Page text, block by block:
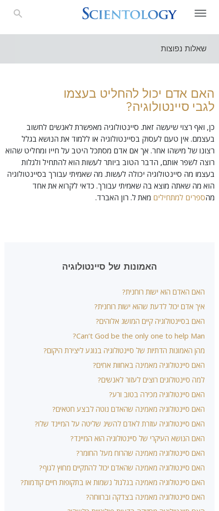
שאלות נפוצות
האם אדם יכול להחליט בעצמו
לגבי סיינטולוגיה?
כן, ואף רצוי שיעשה זאת. סיינטולוגיה מאפשרת לאנשים לחשוב
בעצמם. אין טעם לעסוק בסיינטולוגיה או ללמוד את הנושא בגלל
רצונו של מישהו אחר. אך אם אדם מסתכל היטב על חייו ומחליט שהוא
רוצה לשפר אותם, הדבר הטוב ביותר לעשות הוא להתחיל ולגלות
בעצמו מה סיינטולוגיה יכולה לעשות. מה שאמיתי עבורך בסיינטולוגיה
הוא מה שאתה מוצא בה שאמיתי עבורך. כדאי לקרוא את אחד
מהספרים למתחילים מאת ל. רון האברד.
האמונות של סיינטולוגיה
האם האדם הוא ישות רוחנית?
איך אדם יכול לדעת שהוא ישות רוחנית?
האם בסיינטולוגיה קיים המושג אלוהים?
Can’t God be the only one to help Man?
מהן האמונות הדתיות של סיינטולוגיה בנוגע ליצירת היקום?
האם סיינטולוגיה מאמינה באחוות אחים?
למה סיינטולוגים רוצים לעזור לאנשים?
האם סיינטולוגיה מכירה בטוב ורע?
האם סיינטולוגיה מאמינה שהאדם נוטה לבצע חטאים?
האם סיינטולוגיה עוזרת לאדם להשיג שליטה על המיינד שלו?
האם הנושא העיקרי של סיינטולוגיה הוא המיינד?
האם סיינטולוגיה מאמינה שהרוח מעל החומר?
האם סיינטולוגיה מאמינה שהאדם יכול להתקיים מחוץ לגוף?
האם סיינטולוגיה מאמינה בגלגול נשמות או בתקופות חיים קודמות?
האם סיינטולוגיה מאמינה בצדקה וברווחה?